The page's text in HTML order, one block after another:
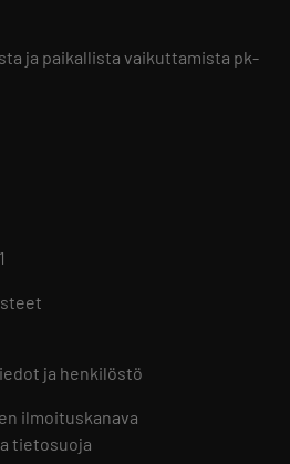
ja paikallista vaikuttamista pk-
ja henkilöstö
ilmoituskanava
tietosuoja